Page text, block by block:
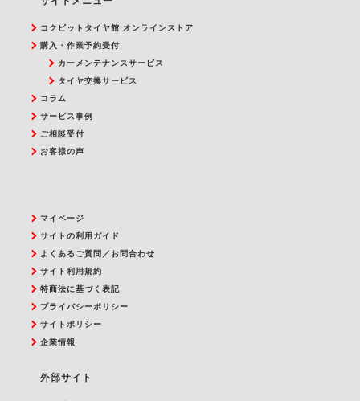
コクピットタイヤ館 オンラインストア
購入・作業予約受付
カーメンテナンスサービス
タイヤ交換サービス
コラム
サービス事例
ご相談受付
お客様の声
マイページ
サイトの利用ガイド
よくあるご質問／お問合わせ
サイト利用規約
特商法に基づく表記
プライバシーポリシー
サイトポリシー
企業情報
外部サイト